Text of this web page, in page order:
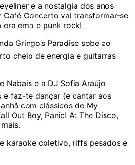
e a nostalgia dos anos
Café Concerto vai transformar-se
era emo e punk rock!
Gringo’s Paradise sobe ao
cheio de energia e guitarras
Nabais e a DJ Sofia Araújo
e faz-te dançar (e cantar aos
com clássicos de My
Out Boy, Panic! At The Disco,
karaoke coletivo, riffs pesados e